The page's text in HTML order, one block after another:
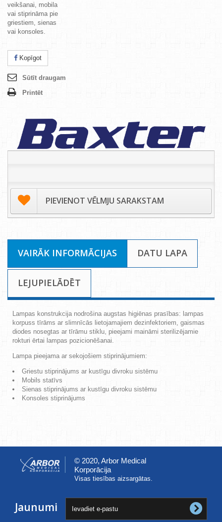
veikšanai, mobila
vai stiprināma pie
griestiem, sienas
vai konsoles.
Kopīgot
Sūtīt draugam
Printēt
PIEVIENOT VĒLMJU SARAKSTAM
VAIRĀK INFORMĀCIJAS DATU LAPA
LEJUPIELĀDĒT
Lampas konstrukcija nodrošina augstas higiēnas prasības: lampas
korpuss tīrāms ar slimnīcās lietojamajiem dezinfektoriem, gaismas
diodes nosegtas ar tīrāmu stiklu, pieejami maināmi sterilizējamie
rokturi ērtai lampas pozicionēšanai.
Lampa pieejama ar sekojošiem stiprinājumiem:
Griestu stiprinājums ar kustīgu divroku sistēmu
Mobils statīvs
Sienas stiprinājums ar kustīgu divroku sistēmu
Konsoles stiprinājums
© 2020, Arbor Medical
Korporācija
Visas tiesības aizsargātas.
Jaunumi